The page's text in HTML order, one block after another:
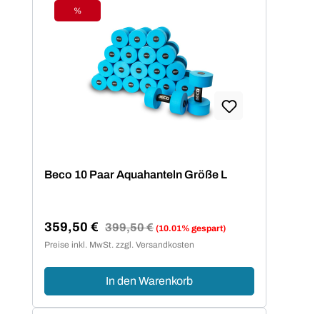
Rabatt
%
Beco 10 Paar Aquahanteln Größe L
Verkaufspreis:
359,50 € Regulärer Preis:
399,50 € (10.01% gespart)
Preise inkl. MwSt. zzgl. Versandkosten
In den Warenkorb